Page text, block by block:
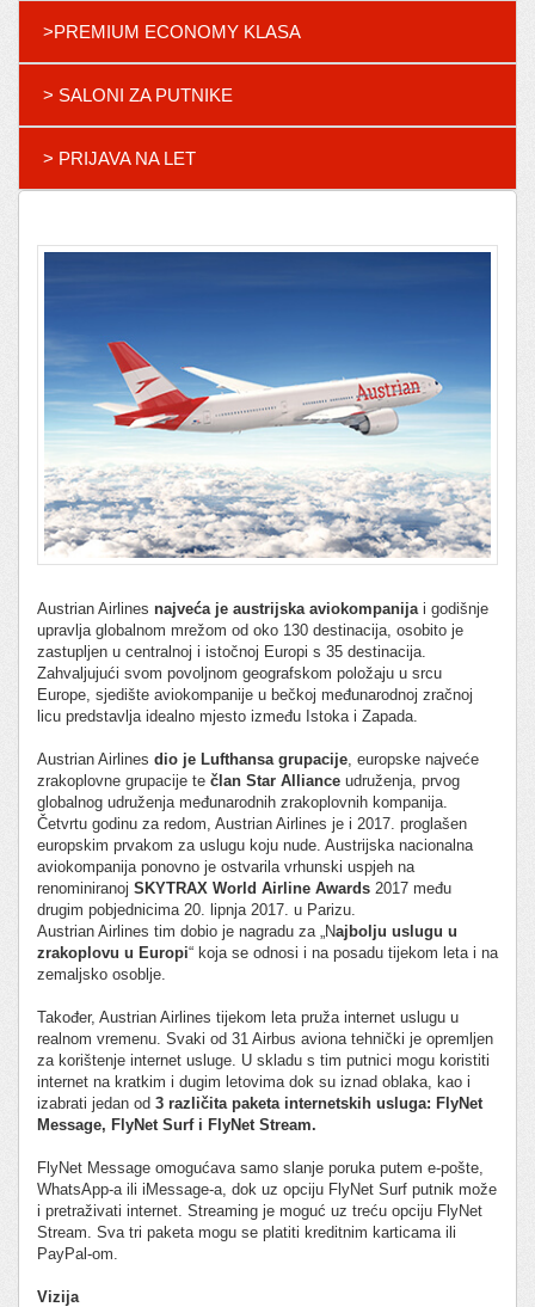
>PREMIUM ECONOMY KLASA
> SALONI ZA PUTNIKE
> PRIJAVA NA LET
Austrian Airlines najveća je austrijska aviokompanija i godišnje
upravlja globalnom mrežom od oko 130 destinacija, osobito je
zastupljen u centralnoj i istočnoj Europi s 35 destinacija.
Zahvaljujući svom povoljnom geografskom položaju u srcu
Europe, sjedište aviokompanije u bečkoj međunarodnoj zračnoj
licu predstavlja idealno mjesto između Istoka i Zapada.
Austrian Airlines dio je Lufthansa grupacije , europske najveće
zrakoplovne grupacije te član Star Alliance udruženja, prvog
globalnog udruženja međunarodnih zrakoplovnih kompanija.
Četvrtu godinu za redom, Austrian Airlines je i 2017. proglašen
europskim prvakom za uslugu koju nude. Austrijska nacionalna
aviokompanija ponovno je ostvarila vrhunski uspjeh na
renominiranoj SKYTRAX World Airline Awards 2017 među
drugim pobjednicima 20. lipnja 2017. u Parizu.
Austrian Airlines tim dobio je nagradu za „Najbolju uslugu u
zrakoplovu u Europi“ koja se odnosi i na posadu tijekom leta i na
zemaljsko osoblje.
Također, Austrian Airlines tijekom leta pruža internet uslugu u
realnom vremenu. Svaki od 31 Airbus aviona tehnički je opremljen
za korištenje internet usluge. U skladu s tim putnici mogu koristiti
internet na kratkim i dugim letovima dok su iznad oblaka, kao i
izabrati jedan od 3 različita paketa internetskih usluga: FlyNet
Message, FlyNet Surf i FlyNet Stream.
FlyNet Message omogućava samo slanje poruka putem e-pošte,
WhatsApp-a ili iMessage-a, dok uz opciju FlyNet Surf putnik može
i pretraživati internet. Streaming je moguć uz treću opciju FlyNet
Stream. Sva tri paketa mogu se platiti kreditnim karticama ili
PayPal-om.
Vizija